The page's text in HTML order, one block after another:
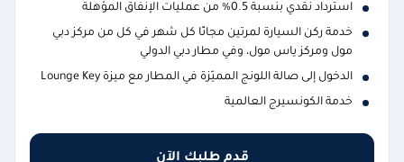
استرداد نقدي بنسبة 0.5% من عمليات الإنفاق المؤهلة
خدمة ركن السيارة لمرتين مجانًا كل شهر في كل من مركز دبي
مول ومركز ياس مول، وفي مطار دبي الدولي
الدخول إلى صالة اللونج المميّزة في المطار مع ميزة Lounge Key
خدمة الكونسيرج العالمية
قدم طلبك الآن